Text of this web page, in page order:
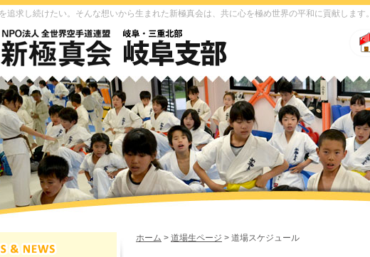
追求し続けたい。そんな想いから生まれた新極真会は、共に心を極め世界の平和に貢献します。
ホーム > 道場生ページ > 道場スケジュール